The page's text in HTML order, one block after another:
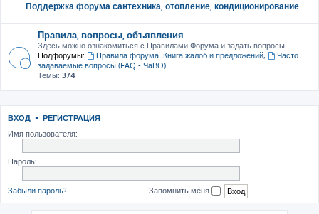
Поддержка форума сантехника, отопление, кондиционирование
Правила, вопросы, объявления
Здесь можно ознакомиться с Правилами Форума и задать вопросы
Подфорумы:
Правила форума. Книга жалоб и предложений,
Часто
задаваемые вопросы (FAQ - ЧаВО)
Темы: 374
ВХОД • РЕГИСТРАЦИЯ
Имя пользователя:
Пароль:
Забыли пароль? Запомнить меня